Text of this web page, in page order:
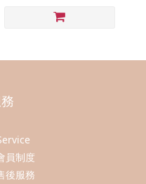
員制度
後服務